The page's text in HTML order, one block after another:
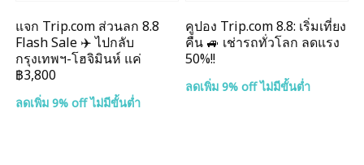
แจก Trip.com ส่วนลก 8.8
Flash Sale ✈️ ไปกลับ
กรุงเทพฯ-โฮจิมินห์ แค่
฿3,800
ลดเพิ่ม 9% off ไม่มีขั้นต่ำ
คูปอง Trip.com 8.8: เริ่มเที่ยง
คืน 🚙 เช่ารถทั่วโลก ลดแรง
50%!!
ลดเพิ่ม 9% off ไม่มีขั้นต่ำ